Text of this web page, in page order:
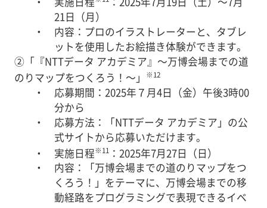
21日（月）
・ 内容：プロのイラストレーターと、タブレ
ットを使用したお絵描き体験ができます。
②「『NTTデータ アカデミア』～万博会場までの道
のりマップをつくろう！～」
※12
・ 応募期間：2025年７月4日（金）午後3時00
分から
・ 応募方法：「NTTデータ アカデミア」の公
式サイトから応募いただけます。
・ 実施日程※11 ：2025年7月27日（日）
・ 内容：「万博会場までの道のりマップをつ
くろう！」をテーマに、万博会場までの移
動経路をプログラミングで表現できるイベ